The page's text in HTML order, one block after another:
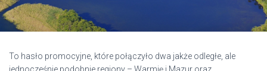
To hasło promocyjne, które połączyło dwa jakże odległe, ale